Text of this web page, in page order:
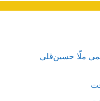
ملّا حسین‌قلی